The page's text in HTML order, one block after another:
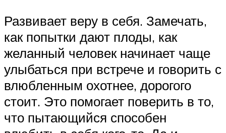
Развивает веру в себя. Замечать,
как попытки дают плоды, как
желанный человек начинает чаще
улыбаться при встрече и говорить с
влюбленным охотнее, дорогого
стоит. Это помогает поверить в то,
что пытающийся способен